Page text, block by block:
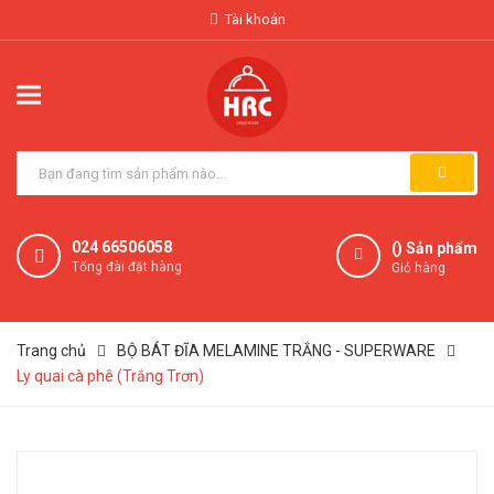
Tài khoản
024 66506058
Tổng đài đặt hàng
() Sản phẩm
Giỏ hàng
Trang chủ
BỘ BÁT ĐĨA MELAMINE TRẮNG - SUPERWARE
Ly quai cà phê (Trắng Trơn)